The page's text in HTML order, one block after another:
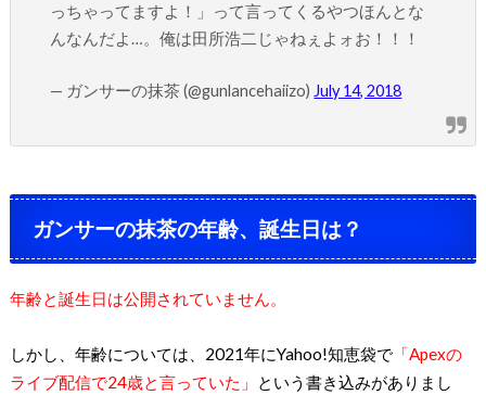
っちゃってますよ！」って言ってくるやつほんとな
んなんだよ…。俺は田所浩二じゃねぇよォお！！！
— ガンサーの抹茶 (@gunlancehaiizo) July 14, 2018
ガンサーの抹茶の年齢、誕生日は？
年齢と誕生日は公開されていません。
しかし、年齢については、2021年にYahoo!知恵袋で「Apexの
ライブ配信で24歳と言っていた」
という書き込みがありまし